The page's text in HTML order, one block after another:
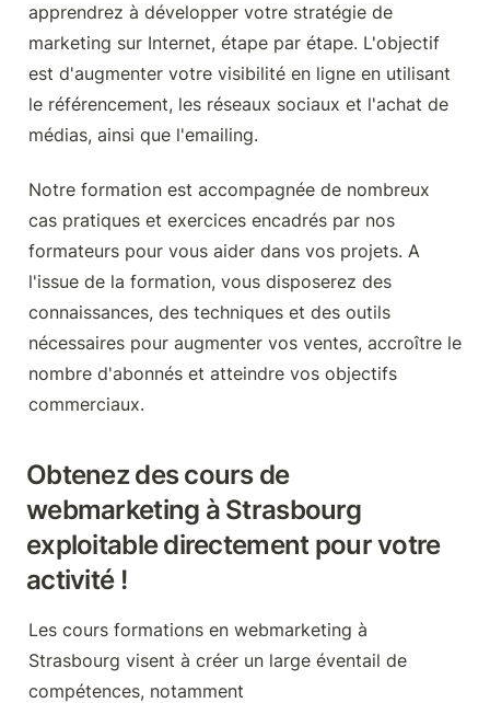
apprendrez à développer votre stratégie de
marketing sur Internet, étape par étape. L'objectif
est d'augmenter votre visibilité en ligne en utilisant
le référencement, les réseaux sociaux et l'achat de
médias, ainsi que l'emailing.
Notre formation est accompagnée de nombreux
cas pratiques et exercices encadrés par nos
formateurs pour vous aider dans vos projets. A
l'issue de la formation, vous disposerez des
connaissances, des techniques et des outils
nécessaires pour augmenter vos ventes, accroître le
nombre d'abonnés et atteindre vos objectifs
commerciaux.
Obtenez des cours de
webmarketing à Strasbourg
exploitable directement pour votre
activité !
Les cours formations en webmarketing à
Strasbourg visent à créer un large éventail de
compétences, notamment